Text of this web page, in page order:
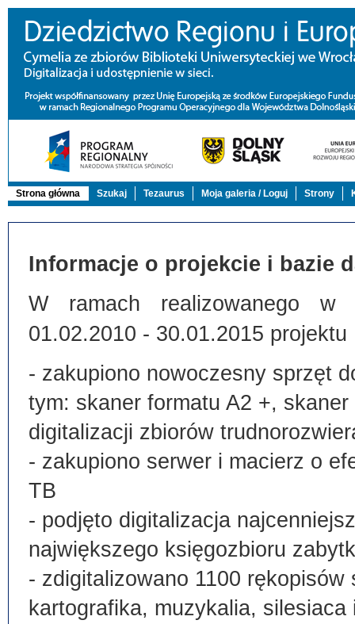
Strona główna Szukaj Tezaurus Moja galeria / Loguj Strony
Informacje o projekcie i bazie
W ramach realizowanego w
01.02.2010 - 30.01.2015 projektu
- zakupiono nowoczesny sprzęt
tym: skaner formatu A2 +,
digitalizacji zbiorów
- zakupiono serwer i macierz o
TB
- podjęto digitalizacja
największego księgozbioru
- zdigitalizowano 1100
kartografika, muzykalia, silesiaca